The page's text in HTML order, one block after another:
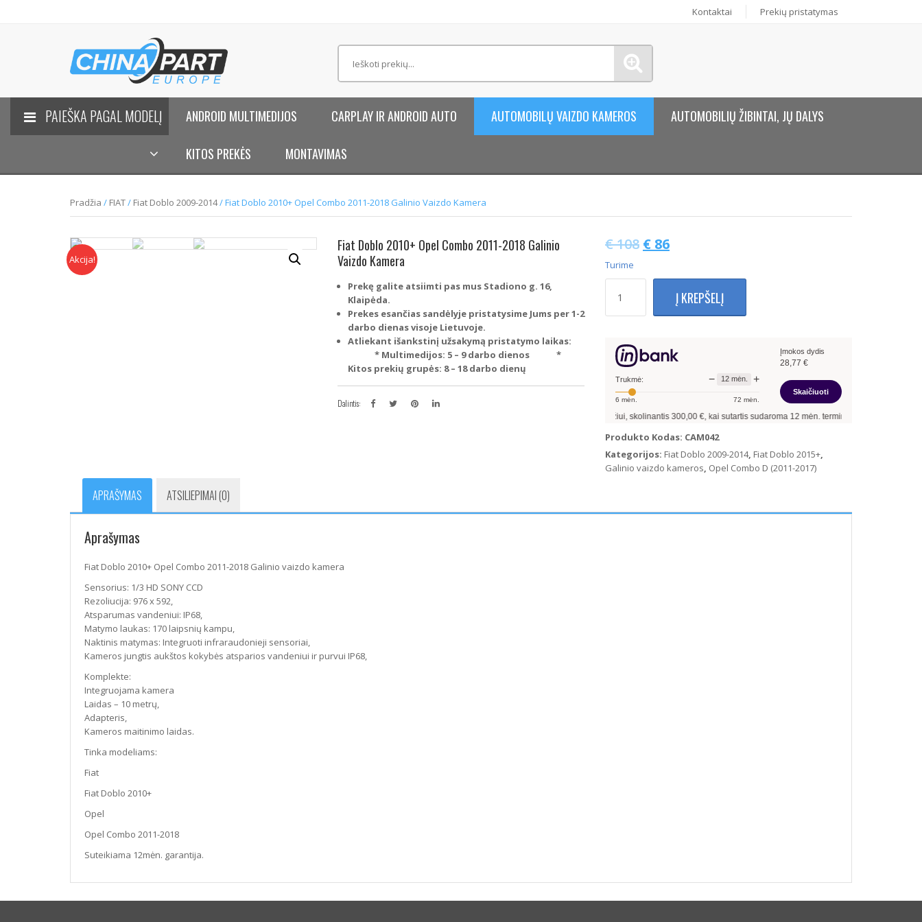
Kontaktai Prekių pristatymas
PAIEŠKA PAGAL MODELĮ ANDROID MULTIMEDIJOS CARPLAY IR ANDROID AUTO AUTOMOBILŲ VAIZDO KAMEROS AUTOMOBILIŲ ŽIBINTAI, JŲ DALYS
KITOS PREKĖS MONTAVIMAS
Pradžia / FIAT/ Fiat Doblo 2009-2014/ Fiat Doblo 2010+ Opel Combo 2011-2018 Galinio Vaizdo Kamera
Akcija!
Fiat Doblo 2010+ Opel Combo 2011-2018 Galinio
Vaizdo Kamera
Prekę galite atsiimti pas mus Stadiono g. 16,
Klaipėda.
Prekes esančias sandėlyje pristatysime Jums per 1-2
darbo dienas visoje Lietuvoje.
Atliekant išankstinį užsakymą pristatymo laikas:
* Multimedijos: 5 – 9 darbo dienos *
Kitos prekių grupės: 8 – 18 darbo dienų
Dalintis:
€108 € 86
Turime
kiekis:
Opel
Combo
2011-
2018
vaizdo
kamera
Į KREPŠELĮ
Trukmė: − 12mėn. +
6 mėn. 72 mėn.
Įmokos dydis
28,77 €
Skaičiuoti
Pavyzdžiui, skolinantis300,00€, kai sutartis sudaroma12mėn. terminui, metinė palūkanų
Produkto Kodas: CAM042
Kategorijos: Fiat Doblo 2009-2014, Fiat Doblo 2015+,
Galinio vaizdo kameros, Opel Combo D (2011-2017)
APRAŠYMAS ATSILIEPIMAI (0)
Aprašymas
Fiat Doblo 2010+ Opel Combo 2011-2018 Galinio vaizdo kamera
Sensorius: 1/3 HD SONY CCD
Rezoliucija: 976 x 592,
Atsparumas vandeniui: IP68,
Matymo laukas: 170 laipsnių kampu,
Naktinis matymas: Integruoti infraraudonieji sensoriai,
Kameros jungtis aukštos kokybės atsparios vandeniui ir purvui IP68,
Komplekte:
Integruojama kamera
Laidas – 10 metrų,
Adapteris,
Kameros maitinimo laidas.
Tinka modeliams:
Fiat
Fiat Doblo 2010+
Opel
Opel Combo 2011-2018
Suteikiama 12mėn. garantija.